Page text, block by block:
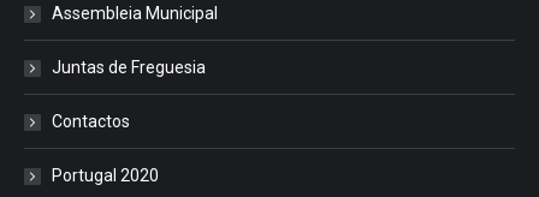
Assembleia Municipal
Juntas de Freguesia
Contactos
Portugal 2020